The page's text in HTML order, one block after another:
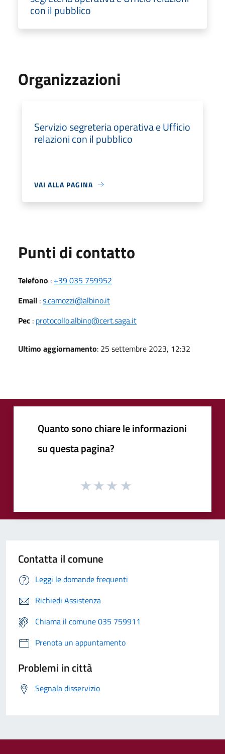
con il pubblico
Organizzazioni
Servizio segreteria operativa e Ufficio
relazioni con il pubblico
VAI ALLA PAGINA
Punti di contatto
Telefono : +39 035 759952
Email :s.camozzi@albino.it
Pec : protocollo.albino@cert.saga.it
Ultimo aggiornamento: 25 settembre 2023, 12:32
Quanto sono chiare le informazioni
su questa pagina?
Contatta il comune
Leggi le domande frequenti
Richiedi Assistenza
Chiama il comune 035 759911
Prenota un appuntamento
Problemi in città
Segnala disservizio